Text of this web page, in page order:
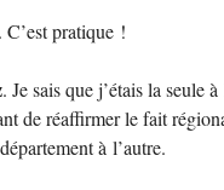
. C’est pratique !
. Je sais que j’étais la seule
de réaffirmer le fait
à l’autre.